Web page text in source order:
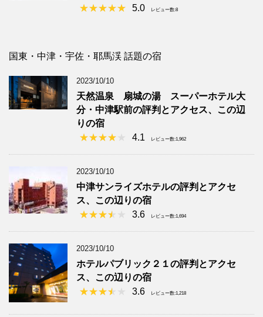
5.0
レビュー数:8
国東・中津・宇佐・耶馬渓 話題の宿
2023/10/10
天然温泉 扇城の湯 スーパーホテル大
分・中津駅前の評判とアクセス、この辺
りの宿
4.1
レビュー数:1,962
2023/10/10
中津サンライズホテルの評判とアクセ
ス、この辺りの宿
3.6
レビュー数:1,694
2023/10/10
ホテルパブリック２１の評判とアクセ
ス、この辺りの宿
3.6
レビュー数:1,218